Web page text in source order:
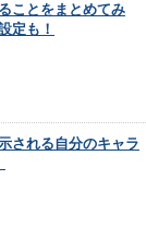
ことをまとめてみ
定も！
される自分のキャラ